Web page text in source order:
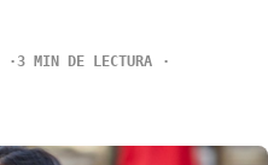
3 MIN DE LECTURA